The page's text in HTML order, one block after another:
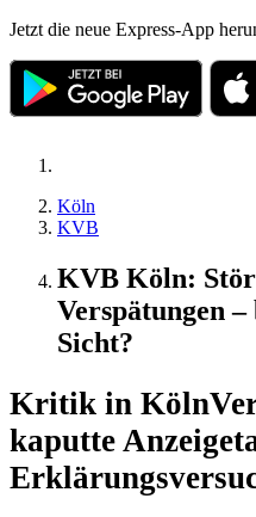
Jetzt die neue Express-App
Köln
KVB
KVB Köln:
Verspätungen
Sicht?
Kritik in Köln
kaputte